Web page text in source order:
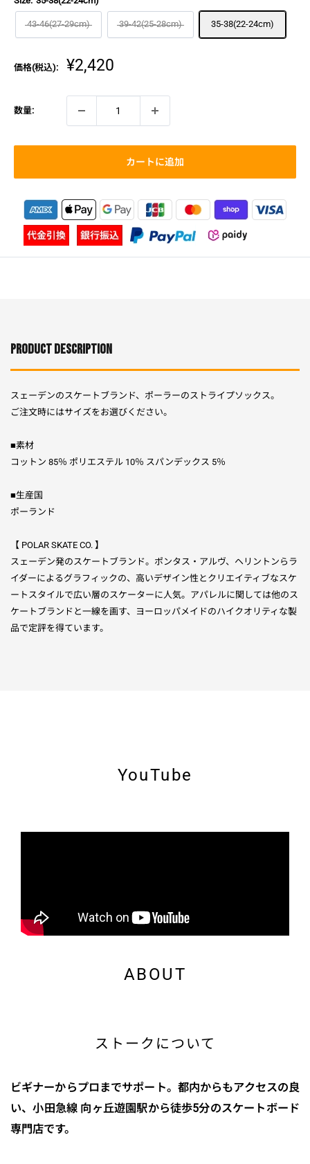
43-46(27-29cm) 39-42(25-28cm) 35-38(22-24cm)
価格(税込):
販
価
格
¥2,420
数量:
カートに追加
PRODUCT DESCRIPTION
スェーデンのスケートブランド、ポーラーのストライプソックス。
ご注文時にはサイズをお選びください。
■素材
コットン 85％ ポリエステル 10％ スパンデックス 5％
■生産国
ポーランド
【 POLAR SKATE CO. 】
スェーデン発のスケートブランド。ポンタス・アルヴ、ヘリントンらラ
イダーによるグラフィックの、高いデザイン性とクリエイティブなスケ
ートスタイルで広い層のスケーターに人気。 アパレルに関しては他のス
ケートブランドと一線を画す、ヨーロッパメイドのハイクオリティな製
品で定評を得ています。
YouTube
ABOUT
ストークについて
ビギナーからプロまでサポート。都内からもアクセスの良
い、小田急線 向ヶ丘遊園駅から徒歩5分のスケートボード
専門店です。